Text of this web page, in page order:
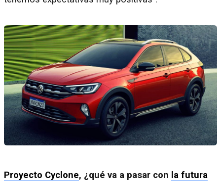
Proyecto Cyclone, ¿qué va a pasar con la futura